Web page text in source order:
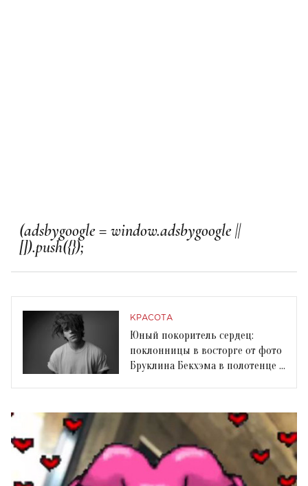
КРАСОТА
Юный покоритель сердец:
поклонницы в восторге от фото
Бруклина Бекхэма в полотенце и